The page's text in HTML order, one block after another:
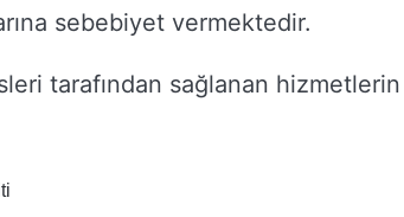
sebebiyet vermektedir.
tarafından sağlanan